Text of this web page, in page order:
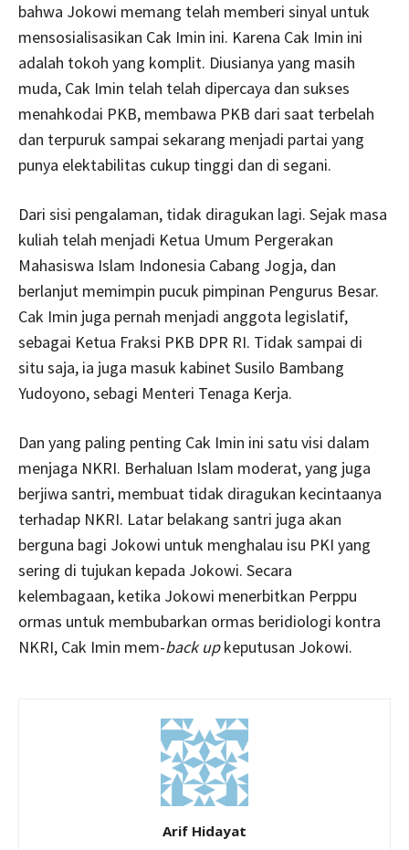
bahwa Jokowi memang telah memberi sinyal untuk
mensosialisasikan Cak Imin ini. Karena Cak Imin ini
adalah tokoh yang komplit. Diusianya yang masih
muda, Cak Imin telah telah dipercaya dan sukses
menahkodai PKB, membawa PKB dari saat terbelah
dan terpuruk sampai sekarang menjadi partai yang
punya elektabilitas cukup tinggi dan di segani.
Dari sisi pengalaman, tidak diragukan lagi. Sejak masa
kuliah telah menjadi Ketua Umum Pergerakan
Mahasiswa Islam Indonesia Cabang Jogja, dan
berlanjut memimpin pucuk pimpinan Pengurus Besar.
Cak Imin juga pernah menjadi anggota legislatif,
sebagai Ketua Fraksi PKB DPR RI. Tidak sampai di
situ saja, ia juga masuk kabinet Susilo Bambang
Yudoyono, sebagi Menteri Tenaga Kerja.
Dan yang paling penting Cak Imin ini satu visi dalam
menjaga NKRI. Berhaluan Islam moderat, yang juga
berjiwa santri, membuat tidak diragukan kecintaanya
terhadap NKRI. Latar belakang santri juga akan
berguna bagi Jokowi untuk menghalau isu PKI yang
sering di tujukan kepada Jokowi. Secara
kelembagaan, ketika Jokowi menerbitkan Perppu
ormas untuk membubarkan ormas beridiologi kontra
NKRI, Cak Imin mem-back upkeputusan Jokowi.
Arif Hidayat